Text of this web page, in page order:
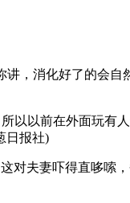
，消化好了的会
以以前在外面玩有
日报社)
对夫妻吓得直哆嗦